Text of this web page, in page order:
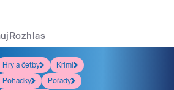
Hry a četby
Krimi
Pohádky
Pořady